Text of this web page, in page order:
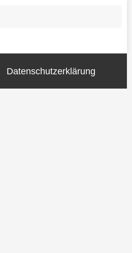
Datenschutzerklärung